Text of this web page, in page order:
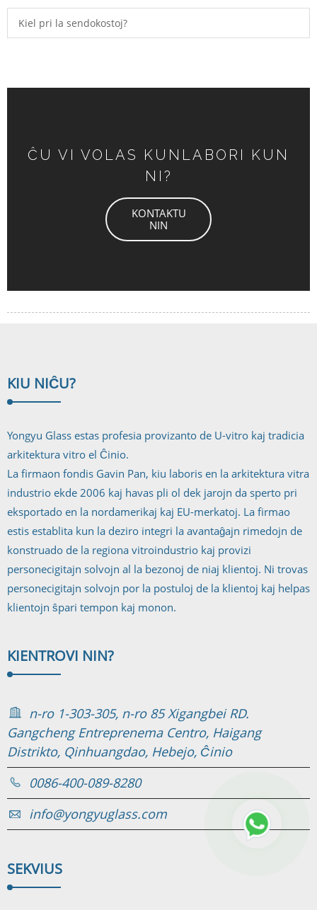
Kiel pri la sendokostoj?
ĈU VI VOLAS KUNLABORI KUN
NI?
KONTAKTU
NIN
KIU NIĈU?
Yongyu Glass estas profesia provizanto de U-vitro kaj tradicia
arkitektura vitro el Ĉinio.
La firmaon fondis Gavin Pan, kiu laboris en la arkitektura vitra
industrio ekde 2006 kaj havas pli ol dek jarojn da sperto pri
eksportado en la nordamerikaj kaj EU-merkatoj. La firmao
estis establita kun la deziro integri la avantaĝajn rimedojn de
konstruado de la regiona vitroindustrio kaj provizi
personecigitajn solvojn al la bezonoj de niaj klientoj. Ni trovas
personecigitajn solvojn por la postuloj de la klientoj kaj helpas
klientojn ŝpari tempon kaj monon.
KIENTROVI NIN?
n-ro 1-303-305, n-ro 85 Xigangbei RD.
Gangcheng Entreprenema Centro, Haigang
Distrikto, Qinhuangdao, Hebejo, Ĉinio
0086-400-089-8280
info@yongyuglass.com
SEKVIUS